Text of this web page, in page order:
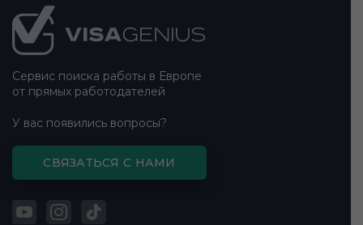
Подвал
сайта
Сервис поиска работы в Европе
от прямых работодателей
У вас появились вопросы?
СВЯЗАТЬСЯ С НАМИ